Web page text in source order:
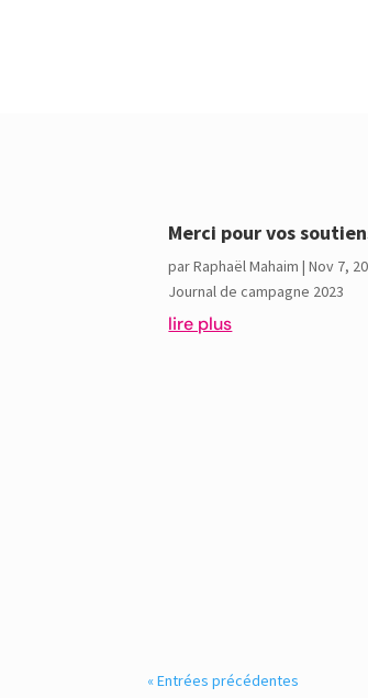
Merci pour vos
parRaphaël Mahaim |Nov 7,
Journal de campagne 2023
lire plus
« Entrées précédentes